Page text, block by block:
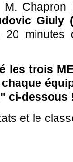
Giuly
20
les trois
ci-dessous
et le